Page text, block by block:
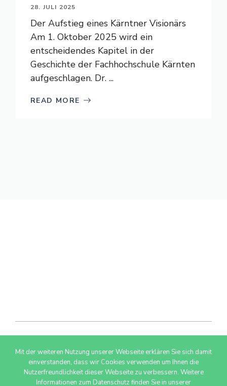
28. JULI 2025
Der Aufstieg eines Kärntner Visionärs
Am 1. Oktober 2025 wird ein
entscheidendes Kapitel in der
Geschichte der Fachhochschule Kärnten
aufgeschlagen. Dr. ...
READ MORE
© 2026 AdSimple GmbH
Mit der weiteren Nutzung unserer Webseite erklären Sie sich damit
einverstanden, dass wir Cookies verwenden um Ihnen die
Nutzerfreundlichkeit dieser Webseite zu verbessern. Weitere
Informationen zum Datenschutz finden Sie in unserer